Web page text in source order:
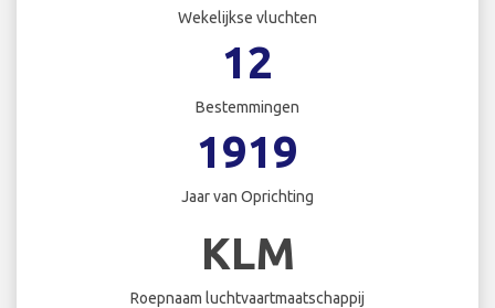
Wekelijkse vluchten
12
Bestemmingen
1919
Jaar van Oprichting
KLM
Roepnaam luchtvaartmaatschappij